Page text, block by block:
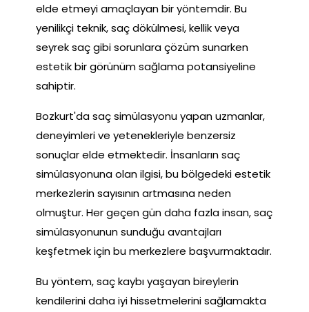
elde etmeyi amaçlayan bir yöntemdir. Bu
yenilikçi teknik, saç dökülmesi, kellik veya
seyrek saç gibi sorunlara çözüm sunarken
estetik bir görünüm sağlama potansiyeline
sahiptir.
Bozkurt'da saç simülasyonu yapan uzmanlar,
deneyimleri ve yetenekleriyle benzersiz
sonuçlar elde etmektedir. İnsanların saç
simülasyonuna olan ilgisi, bu bölgedeki estetik
merkezlerin sayısının artmasına neden
olmuştur. Her geçen gün daha fazla insan, saç
simülasyonunun sunduğu avantajları
keşfetmek için bu merkezlere başvurmaktadır.
Bu yöntem, saç kaybı yaşayan bireylerin
kendilerini daha iyi hissetmelerini sağlamakta